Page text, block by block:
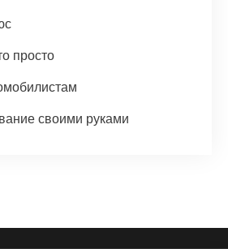
просто
своими руками